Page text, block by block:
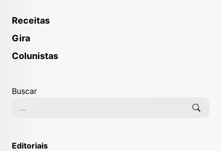
Receitas
Gira
Colunistas
Buscar
Editoriais